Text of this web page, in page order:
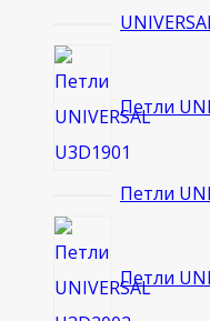
товаров
Петли
Петли
Петли